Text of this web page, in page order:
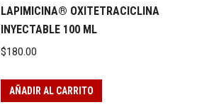
LAPIMICINA® OXITETRACICLINA
INYECTABLE 100 ML
$180.00
AÑADIR AL CARRITO